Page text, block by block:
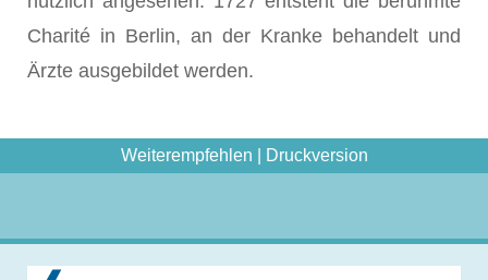
Charité in Berlin, an der Kranke behandelt und
Ärzte ausgebildet werden.
Weiterempfehlen Druckversion